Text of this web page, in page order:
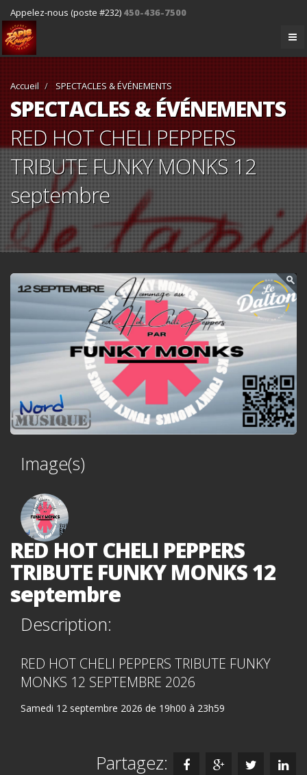
Appelez-nous (poste #232) 450-436-7500
Accueil SPECTACLES & ÉVÉNEMENTS
SPECTACLES & ÉVÉNEMENTS
RED HOT CHELI PEPPERS
TRIBUTE FUNKY MONKS 12
septembre
Image(s)
RED HOT CHELI PEPPERS
TRIBUTE FUNKY MONKS 12
septembre
Description:
RED HOT CHELI PEPPERS TRIBUTE FUNKY
MONKS 12 SEPTEMBRE 2026
Samedi 12 septembre 2026 de 19h00 à 23h59
Partagez: